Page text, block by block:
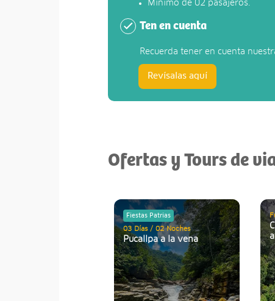
Mínimo de 02 pasajeros.
Ten en cuenta
Recuerda tener en cuenta
Revísalas aquí
Ofertas y Tours de
Fiestas Patrias
03 Días / 02 Noches
Pucallpa a la vena